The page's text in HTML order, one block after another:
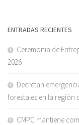
ENTRADAS RECIENTES
Ceremonia de
2026
Decretan
forestales en la región
CMPC mantiene